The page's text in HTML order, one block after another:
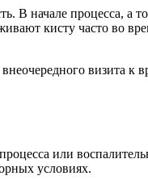
В начале процесса, а
кисту часто во
визита
или
условиях.